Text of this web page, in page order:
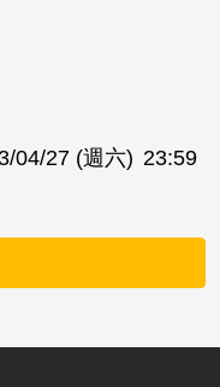
04/27 (週六) 23:59